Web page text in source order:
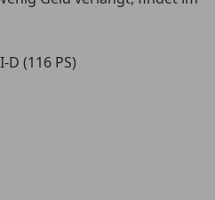
(116 PS)